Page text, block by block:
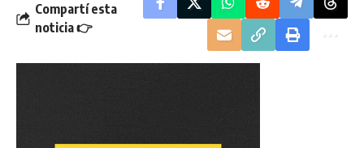
Compartí esta
noticia 👉